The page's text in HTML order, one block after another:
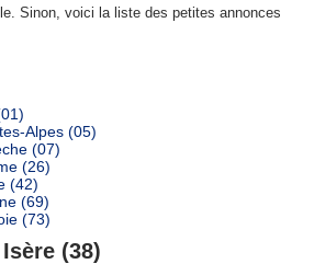
Sinon, voici la liste des petites annonces
Alpes (05)
(07)
(26)
(42)
(69)
(73)
(38)